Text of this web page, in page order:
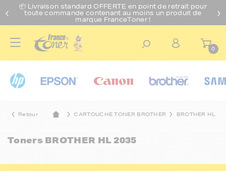
📦 Livraison standard OFFERTE en point de retrait pour
toute commande contenant au moins un produit de
marque FranceToner !
0
Retour CARTOUCHE TONER BROTHER BROTHER HL
Toners BROTHER HL 2035